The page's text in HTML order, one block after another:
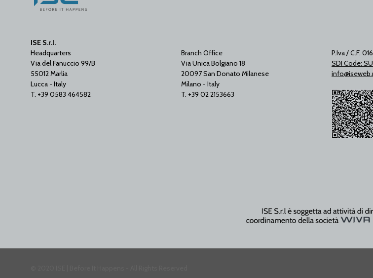
ISE S.r.l.
Headquarters
Via del Fanuccio 99/B
55012 Marlia
Lucca - Italy
T. +39 0583 464582
Branch Office
Via Unica Bolgiano 18
20097 San Donato Milanese
Milano - Italy
T. +39 02 2153663
P.Iva / C.F.
SDI Code: